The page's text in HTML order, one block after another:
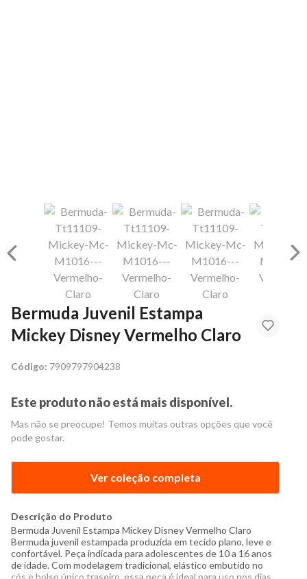
Bermuda Juvenil Estampa
Mickey Disney Vermelho Claro
Código: 7909797904238
Este produto não está mais disponível.
Mas não se preocupe! Temos muitas outras opções que você
pode gostar.
Ver coleção completa
Descrição do Produto
Bermuda Juvenil Estampa Mickey Disney Vermelho Claro
Bermuda juvenil estampada produzida em tecido plano, leve e
confortável. Peça indicada para adolescentes de 10 a 16 anos
de idade. Com modelagem tradicional, elástico embutido no
cós e bolso único traseiro, essa peça é ideal para uso nos dias